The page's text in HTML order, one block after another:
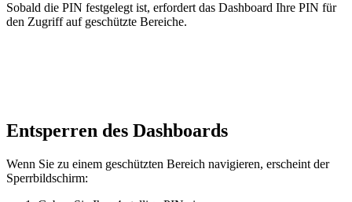
Sobald die PIN festgelegt ist, erfordert das Dashboard Ihre PIN für
den Zugriff auf geschützte Bereiche.
Entsperren des Dashboards
Wenn Sie zu einem geschützten Bereich navigieren, erscheint der
Sperrbildschirm: